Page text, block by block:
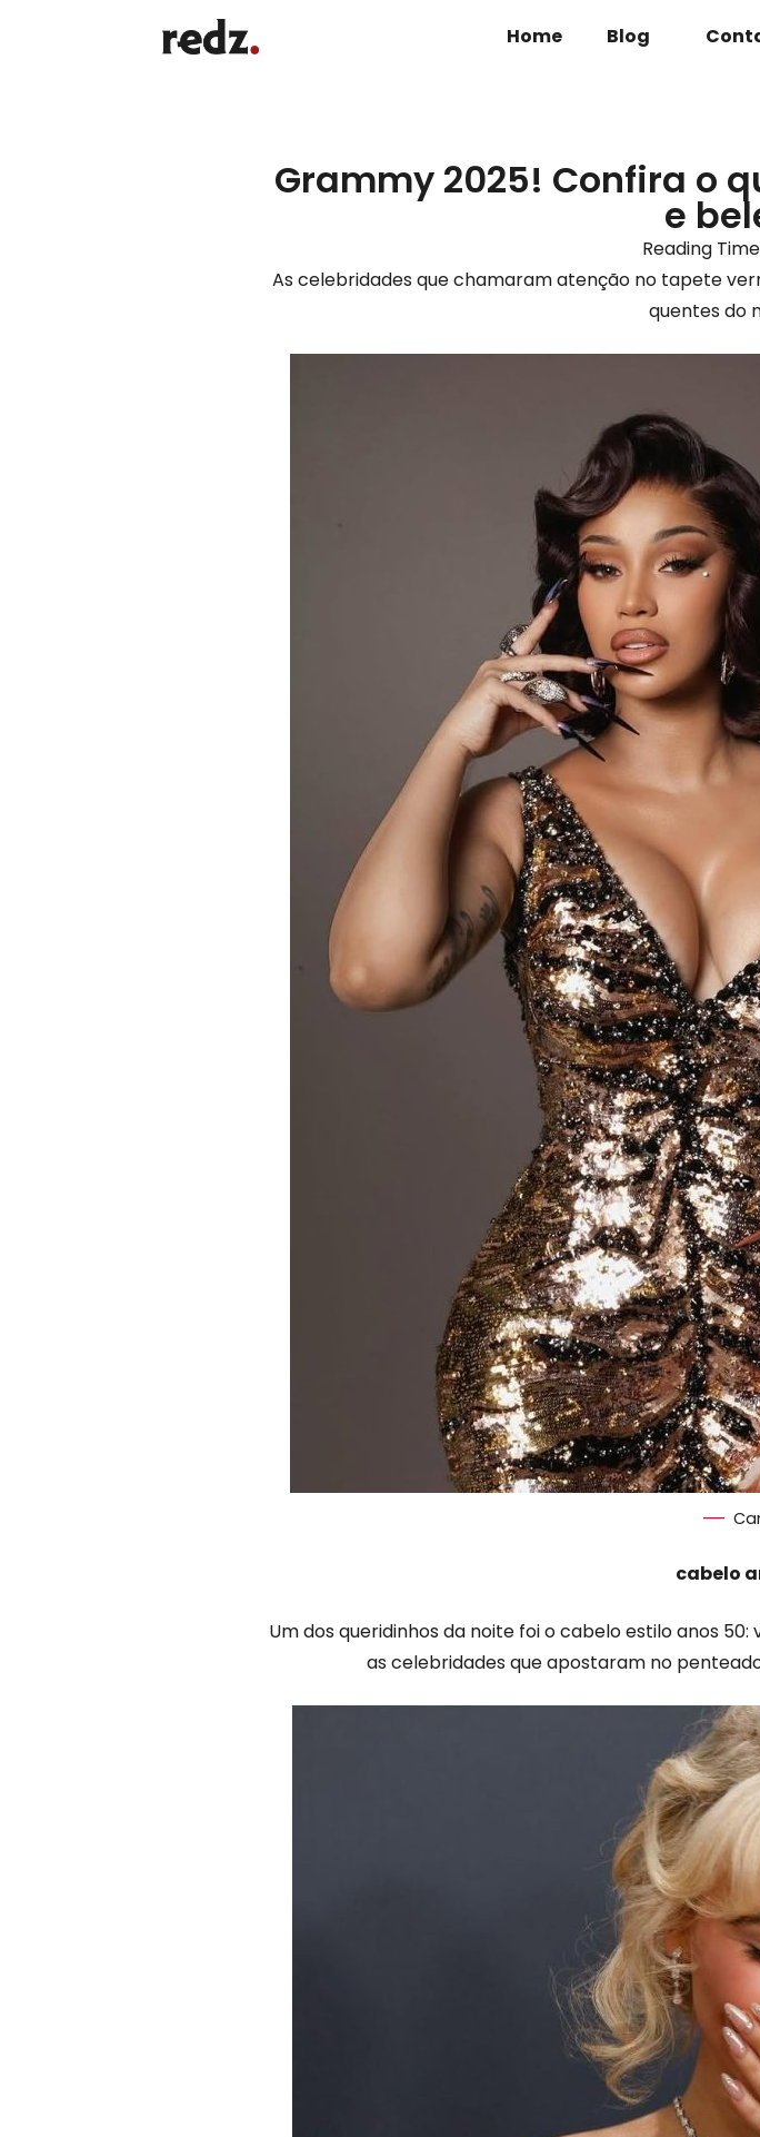
Home Blog
Grammy 2025! Confira o
e
Reading
As celebridades que chamaram atenção no tapete
quentes do
cabelo
Um dos queridinhos da noite foi o cabelo estilo anos
as celebridades que apostaram no